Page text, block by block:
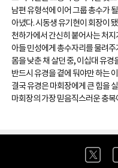
남편 유형석에 이어 그룹 총수가
아녔다. 시동생 유기현이 회장이
천하가에서 간신히 붙어사는 처
아들 민성에게 총수자리를 물려
몸을 낮춘 채 살던 중, 이십대 유경
반드시 유경을 곁에 둬야만 하는
결국 유경은 마회장에게 큰 힘을
마회장의 가장 믿음직스러운 충